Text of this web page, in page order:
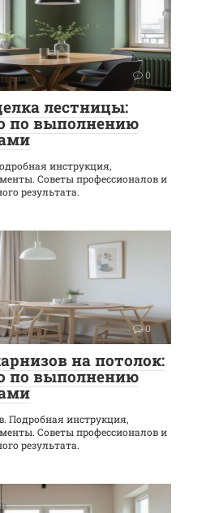
0
лестницы:
по выполнению
инструкция,
Советы профессионалов и
результата.
0
на потолок:
по выполнению
Подробная инструкция,
Советы профессионалов и
результата.